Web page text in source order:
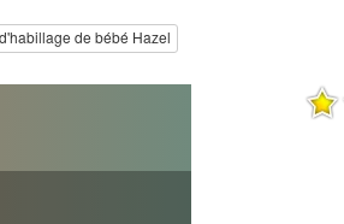
de bébé Hazel